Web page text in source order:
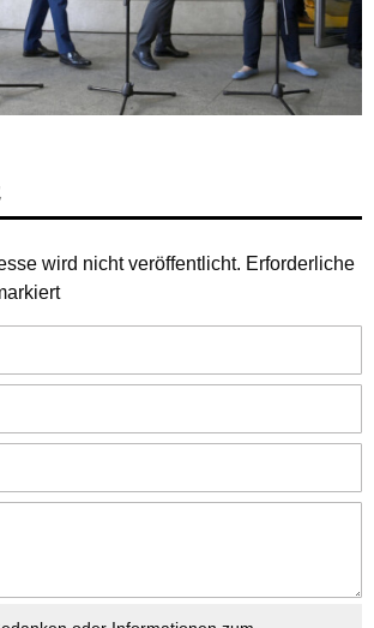
wird nicht veröffentlicht. Erforderliche